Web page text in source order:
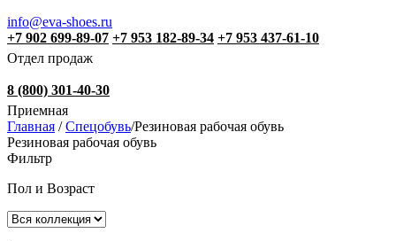
info@eva-shoes.ru
+7 902 699-89-07 +7 953 182-89-34 +7 953 437-61-10
Отдел продаж
8 (800) 301-40-30
Приемная
Главная / Спецобувь/Резиновая рабочая обувь
Резиновая рабочая обувь
Фильтр
Пол и Возраст